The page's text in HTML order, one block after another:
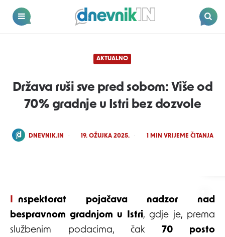
Dnevnik.in
AKTUALNO
Država ruši sve pred sobom: Više od
70% gradnje u Istri bez dozvole
POSTED
DNEVNIK.IN 19. OŽUJKA 2025. 1 MIN VRIJEME ČITANJA
Inspektorat pojačava nadzor nad
bespravnom gradnjom u Istri, gdje je, prema
službenim podacima, čak 70 posto